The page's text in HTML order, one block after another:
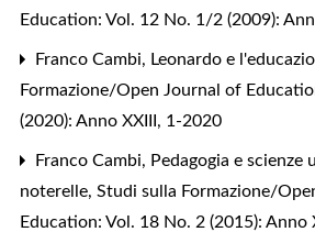
Education: Vol. 12 No. 1/2 (2009):
Franco Cambi, Leonardo e
Formazione/Open Journal of
(2020): Anno XXIII, 1-2020
Franco Cambi, Pedagogia e scienze
noterelle, Studi sulla Formazione/
Education: Vol. 18 No. 2 (2015): Anno